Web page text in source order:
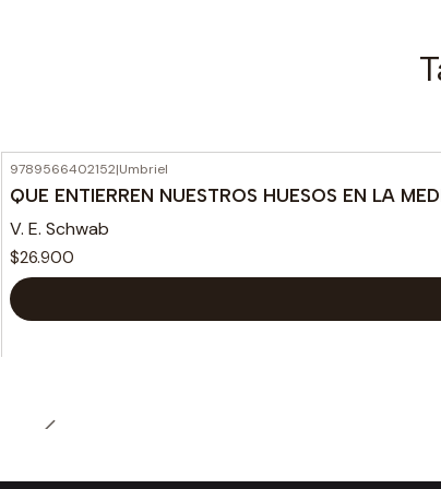
9789566402152|Umbriel
QUE ENTIERREN NUESTROS HUESOS EN LA
V. E. Schwab
$26.900